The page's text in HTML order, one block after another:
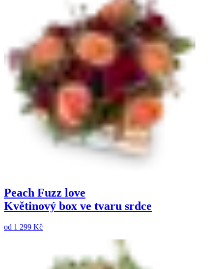
Peach Fuzz love
Květinový box ve tvaru srdce
od 1 299 Kč